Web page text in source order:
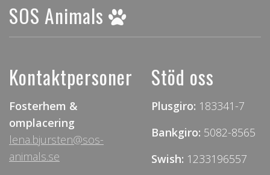
SOS Animals
Kontaktpersoner
Fosterhem &
omplacering
lena.bjursten@sos-
animals.se
Stöd oss
Plusgiro: 183341-7
Bankgiro: 5082-8565
Swish: 1233196557